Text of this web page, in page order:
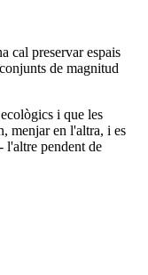
cal preservar espais
de magnitud
i que les
menjar en l'altra, i es
l'altre pendent de